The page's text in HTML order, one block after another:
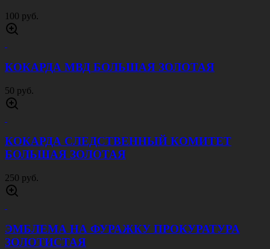
100 руб.
КОКАРДА МВД БОЛЬШАЯ ЗОЛОТАЯ
50 руб.
КОКАРДА СЛЕДСТВЕННЫЙ КОМИТЕТ
БОЛЬШАЯ ЗОЛОТАЯ
250 руб.
ЭМБЛЕМА НА ФУРАЖКУ ПРОКУРАТУРА
ЗОЛОТИСТАЯ